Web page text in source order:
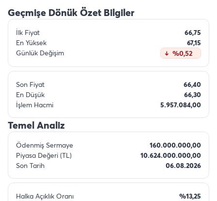
Geçmişe Dönük Özet Bilgiler
İlk Fiyat
66,75
En Yüksek
67,15
Günlük Değişim
%0,52
Son Fiyat
66,40
En Düşük
66,30
İşlem Hacmi
5.957.084,00
Temel Analiz
Ödenmiş Sermaye
160.000.000,00
Piyasa Değeri (TL)
10.624.000.000,00
Son Tarih
06.08.2026
Halka Açıklık Oranı
%13,25